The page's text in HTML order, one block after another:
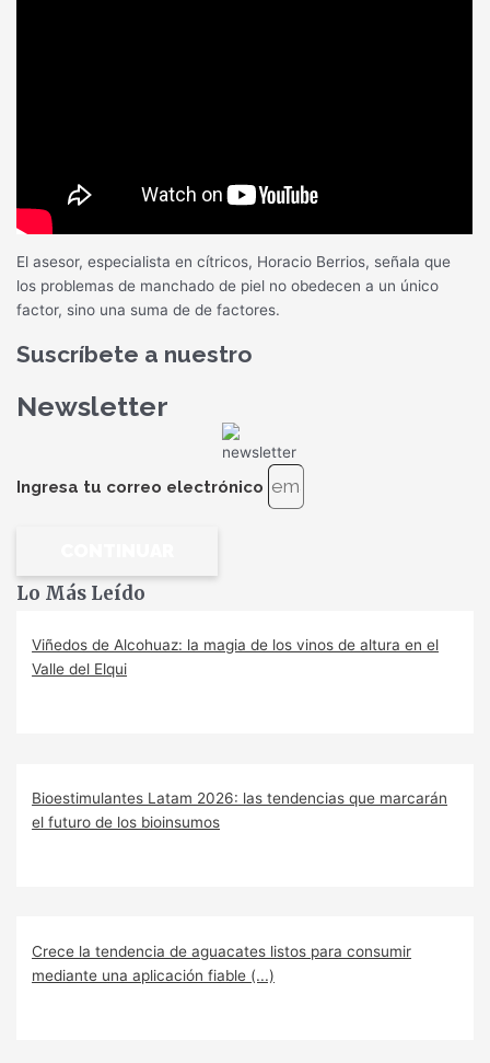
El asesor, especialista en cítricos, Horacio Berrios, señala que
los problemas de manchado de piel no obedecen a un único
factor, sino una suma de de factores.
Suscríbete a nuestro
Newsletter
Ingresa tu correo electrónico
Lo Más Leído
Viñedos de Alcohuaz: la magia de los vinos de altura en el
Valle del Elqui
Bioestimulantes Latam 2026: las tendencias que marcarán
el futuro de los bioinsumos
Crece la tendencia de aguacates listos para consumir
mediante una aplicación fiable (...)